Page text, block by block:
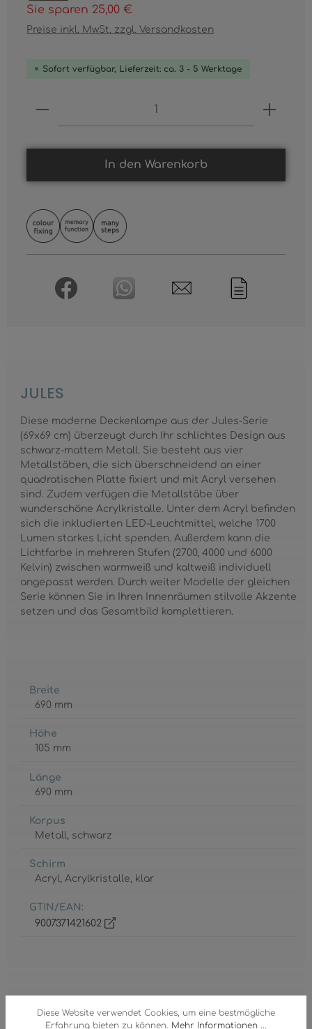
Diese Website verwendet Cookies, um eine bestmögliche
Erfahrung bieten zu können. Mehr Informationen ...
Sie sparen 25,00 €
Preise inkl. MwSt. zzgl. Versandkosten
Sofort verfügbar, Lieferzeit: ca. 3 - 5 Werktage
Produkt Anzahl: Gib den
In den Warenkorb
JULES
Diese moderne Deckenlampe aus der Jules-Serie
(69x69 cm) überzeugt durch Ihr schlichtes Design aus
schwarz-mattem Metall. Sie besteht aus vier
Metallstäben, die sich überschneidend an einer
quadratischen Platte fixiert und mit Acryl versehen
sind. Zudem verfügen die Metallstäbe über
wunderschöne Acrylkristalle. Unter dem Acryl befinden
sich die inkludierten LED-Leuchtmittel, welche 1700
Lumen starkes Licht spenden. Außerdem kann die
Lichtfarbe in mehreren Stufen (2700, 4000 und 6000
Kelvin) zwischen warmweiß und kaltweiß individuell
angepasst werden. Durch weiter Modelle der gleichen
Serie können Sie in Ihren Innenräumen stilvolle Akzente
setzen und das Gesamtbild komplettieren.
Breite
690 mm
Höhe
105 mm
Länge
690 mm
Korpus
Metall , schwarz
Schirm
Acryl, Acrylkristalle, klar
GTIN/EAN:
9007371421602
CCT1